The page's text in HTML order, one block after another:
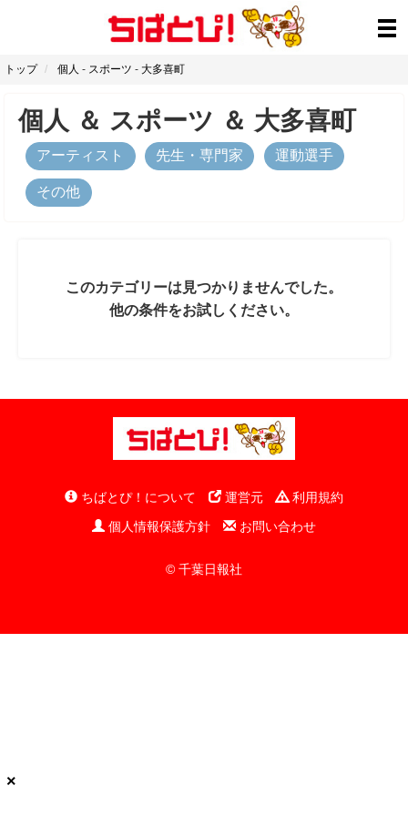
トップ 個人 - スポーツ - 大多喜町
個人 ＆ スポーツ ＆ 大多喜町
アーティスト 先生・専門家 運動選手
その他
このカテゴリーは見つかりませんでした。
他の条件をお試しください。
ちばとぴ！について 運営元
利用規約
個人情報保護方針
お問い合わせ
© 千葉日報社
×